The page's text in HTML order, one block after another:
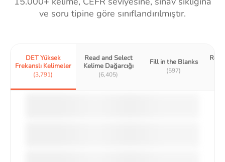
ve soru tipine göre sınıflandırılmıştır.
DET Yüksek
Frekanslı Kelimeler
(3,791)
Read and Select
Kelime Dağarcığı
(6,405)
Fill in the Blanks
(597)